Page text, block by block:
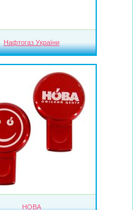
Нафтогаз України
НОВА